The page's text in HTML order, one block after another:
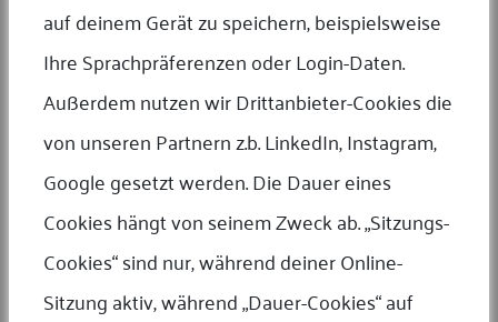
Edelmetalle Beratung
Sie möchten ins Edelmetall einsteigen oder suchen einen alternativ zu
Aktien, Immobilien oder Fonds? Eine Investition in Edelmetalle lohnt
sich für alle. Wir haben uns zum Ziel gesetzt, Ihre Bedürfnisse und
Investitionsziele bestmöglich zu erfüllen. Unser erfahrenes Team
auf deinem Gerät zu speichern, beispielsweise
Ihre Sprachpräferenzen oder Login-Daten.
Außerdem nutzen wir Drittanbieter-Cookies die
von unseren Partnern z.b. LinkedIn, Instagram,
Google gesetzt werden. Die Dauer eines
Cookies hängt von seinem Zweck ab. „Sitzungs-
Cookies“ sind nur, während deiner Online-
Sitzung aktiv, während „Dauer-Cookies“ auf